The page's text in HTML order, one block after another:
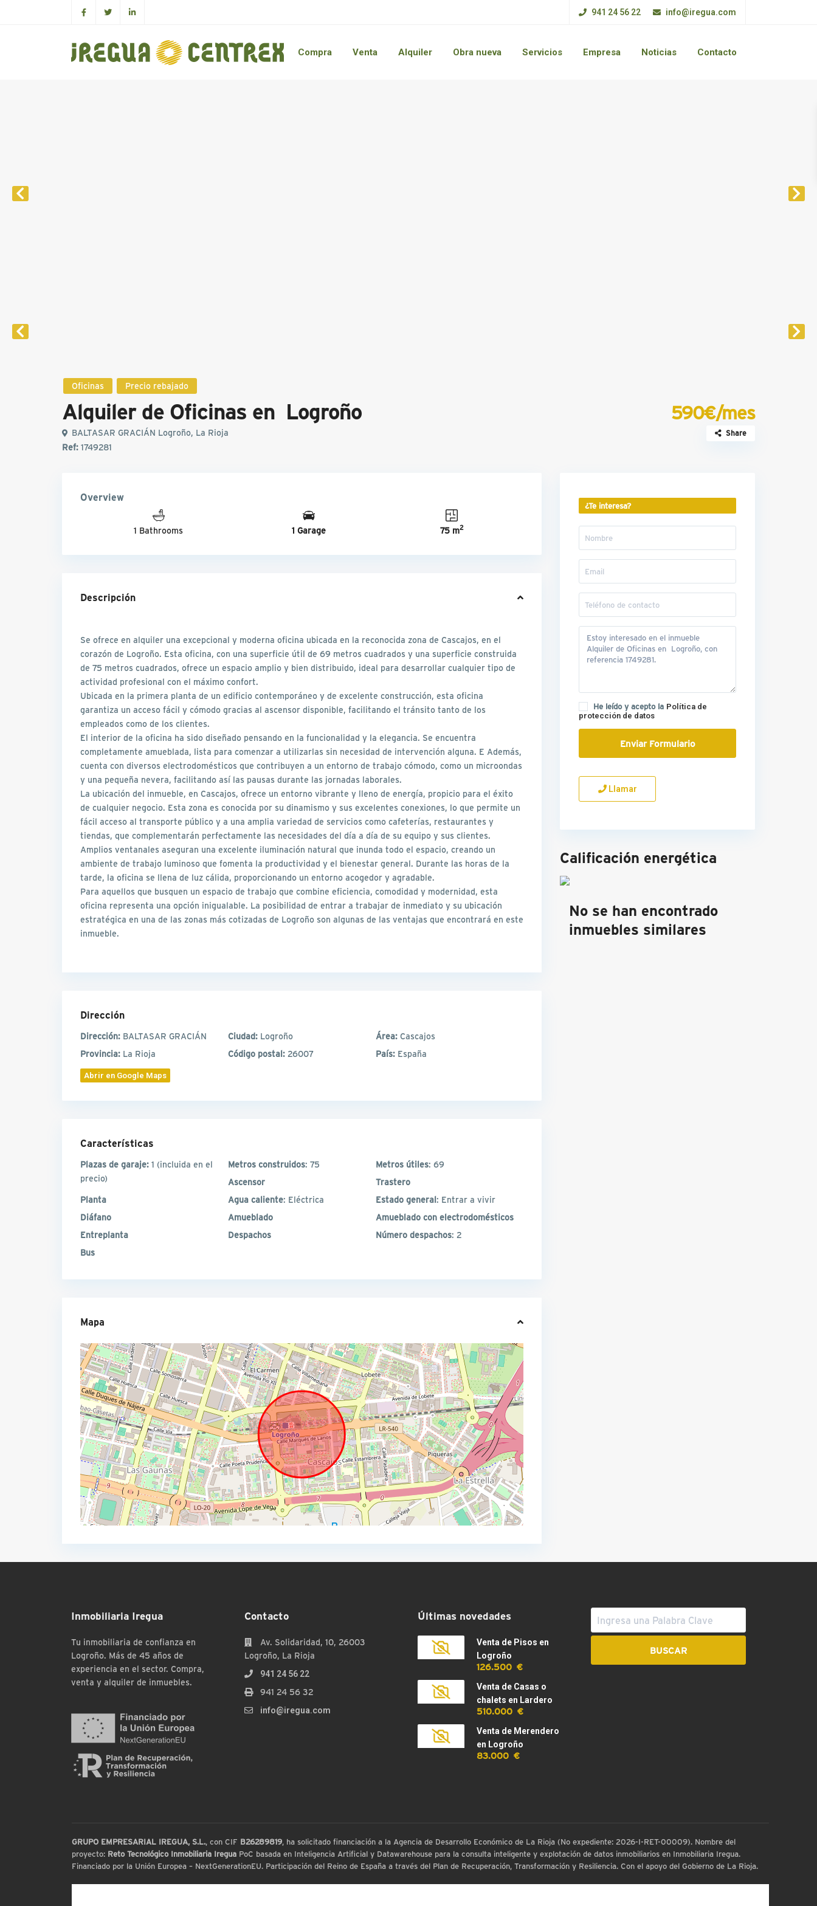
941 24 56 22 info@iregua.com
Compra Venta Alquiler Obra nueva Servicios Empresa Noticias Contacto
Oficinas Precio rebajado
Alquiler de Oficinas en Logroño 590€/mes
BALTASAR GRACIÁN Logroño, La Rioja
Ref:1749281
Share
Overview
1 Bathrooms 1 Garage 75 m2
Descripción
Se ofrece en alquiler una excepcional y moderna oficina ubicada en la reconocida zona de Cascajos, en el
corazón de Logroño. Esta oficina, con una superficie útil de 69 metros cuadrados y una superficie construida
de 75 metros cuadrados, ofrece un espacio amplio y bien distribuido, ideal para desarrollar cualquier tipo de
actividad profesional con el máximo confort.
Ubicada en la primera planta de un edificio contemporáneo y de excelente construcción, esta oficina
garantiza un acceso fácil y cómodo gracias al ascensor disponible, facilitando el tránsito tanto de los
empleados como de los clientes.
El interior de la oficina ha sido diseñado pensando en la funcionalidad y la elegancia. Se encuentra
completamente amueblada, lista para comenzar a utilizarlas sin necesidad de intervención alguna. E Además,
cuenta con diversos electrodomésticos que contribuyen a un entorno de trabajo cómodo, como un microondas
y una pequeña nevera, facilitando así las pausas durante las jornadas laborales.
La ubicación del inmueble, en Cascajos, ofrece un entorno vibrante y lleno de energía, propicio para el éxito
de cualquier negocio. Esta zona es conocida por su dinamismo y sus excelentes conexiones, lo que permite un
fácil acceso al transporte público y a una amplia variedad de servicios como cafeterías, restaurantes y
tiendas, que complementarán perfectamente las necesidades del día a día de su equipo y sus clientes.
Amplios ventanales aseguran una excelente iluminación natural que inunda todo el espacio, creando un
ambiente de trabajo luminoso que fomenta la productividad y el bienestar general. Durante las horas de la
tarde, la oficina se llena de luz cálida, proporcionando un entorno acogedor y agradable.
Para aquellos que busquen un espacio de trabajo que combine eficiencia, comodidad y modernidad, esta
oficina representa una opción inigualable. La posibilidad de entrar a trabajar de inmediato y su ubicación
estratégica en una de las zonas más cotizadas de Logroño son algunas de las ventajas que encontrará en este
inmueble.
Dirección
Dirección: BALTASAR GRACIÁN Ciudad: Logroño Área: Cascajos
Provincia: La Rioja Código postal: 26007 País: España
Abrir en Google Maps
Características
Plazas de garaje:1(incluida en el
precio)
Metros construidos: 75 Metros útiles: 69
Ascensor
Trastero
Planta
Agua caliente: Eléctrica Estado general: Entrar a vivir
Diáfano
Amueblado
Amueblado con electrodomésticos
Entreplanta
Despachos Número despachos: 2
Bus
Mapa
¿Te interesa?
He leído y acepto la Política de
protección de datos
Llamar
Calificación energética
No se han encontrado
inmuebles similares
Inmobiliaria Iregua
Tu inmobiliaria de confianza en
Logroño. Más de 45 años de
experiencia en el sector. Compra,
venta y alquiler de inmuebles.
Contacto
Av. Solidaridad, 10, 26003
Logroño, La Rioja
941 24 56 22
941 24 56 32
info@iregua.com
Últimas novedades
Venta de Pisos en
Logroño
126.500 €
Venta de Casas o
chalets en Lardero
510.000 €
Venta de Merendero
en Logroño
83.000 €
GRUPO EMPRESARIAL IREGUA, S.L., con CIF B26289819, ha solicitado financiación a la Agencia de Desarrollo Económico de La Rioja (No expediente: 2026-I-RET-00009). Nombre del
proyecto: Reto Tecnológico Inmobiliaria IreguaPoC basada en Inteligencia Artificial y Datawarehouse para la consulta inteligente y explotación de datos inmobiliarios en Inmobiliaria Iregua.
Financiado por la Unión Europea – NextGenerationEU. Participación del Reino de España a través del Plan de Recuperación, Transformación y Resiliencia. Con el apoyo del Gobierno de La Rioja.